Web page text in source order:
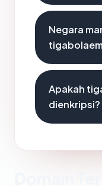
Negara
Apakah
dienkripsi?